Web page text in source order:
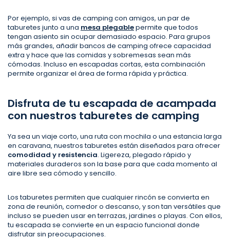
Por ejemplo, si vas de camping con amigos, un par de
taburetes junto a una mesa plegablepermite que todos
tengan asiento sin ocupar demasiado espacio. Para grupos
más grandes, añadir bancos de camping ofrece capacidad
extra y hace que las comidas y sobremesas sean más
cómodas. Incluso en escapadas cortas, esta combinación
permite organizar el área de forma rápida y práctica.
Disfruta de tu escapada de acampada
con nuestros taburetes de camping
Ya sea un viaje corto, una ruta con mochila o una estancia larga
en caravana, nuestros taburetes están diseñados para ofrecer
comodidad y resistencia. Ligereza, plegado rápido y
materiales duraderos son la base para que cada momento al
aire libre sea cómodo y sencillo.
Los taburetes permiten que cualquier rincón se convierta en
zona de reunión, comedor o descanso, y son tan versátiles que
incluso se pueden usar en terrazas, jardines o playas. Con ellos,
tu escapada se convierte en un espacio funcional donde
disfrutar sin preocupaciones.